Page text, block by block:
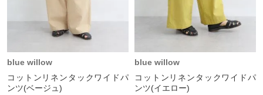
blue willow
コットンリネンタックワイドパ
ンツ(ベージュ)
blue willow
コットンリネンタックワイドパ
ンツ(イエロー)